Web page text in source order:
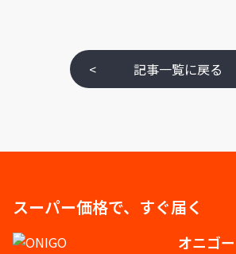
< 記事一覧に戻る
スーパー価格で、すぐ届く
オニゴー